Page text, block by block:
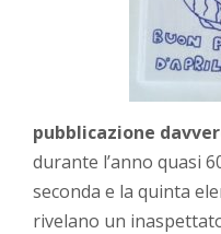
pubblicazione
durante l’anno quasi
seconda e la quinta
rivelano un